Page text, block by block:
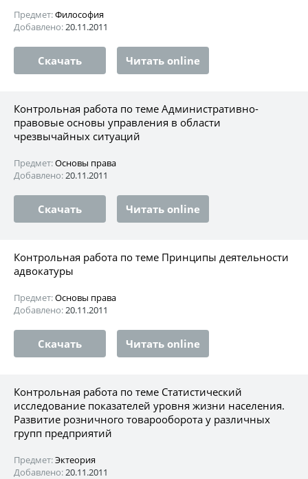
Предмет:Философия
Добавлено:20.11.2011
Скачать Читать online
Контрольная работа по теме Административно-
правовые основы управления в области
чрезвычайных ситуаций
Предмет:Основы права
Добавлено:20.11.2011
Скачать Читать online
Контрольная работа по теме Принципы деятельности
адвокатуры
Предмет:Основы права
Добавлено:20.11.2011
Скачать Читать online
Контрольная работа по теме Статистический
исследование показателей уровня жизни населения.
Развитие розничного товарооборота у различных
групп предприятий
Предмет:Эктеория
Добавлено:20.11.2011